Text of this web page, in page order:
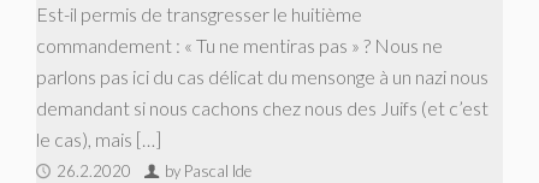
Est-il permis de transgresser le huitième
commandement : « Tu ne mentiras pas » ? Nous ne
parlons pas ici du cas délicat du mensonge à un nazi nous
demandant si nous cachons chez nous des Juifs (et c’est
le cas), mais […]
26.2.2020 by Pascal Ide